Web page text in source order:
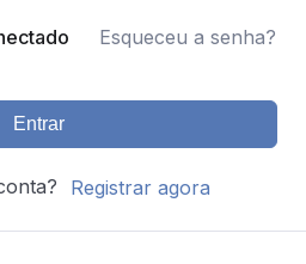
Esqueceu a senha?
Entrar
Registrar agora